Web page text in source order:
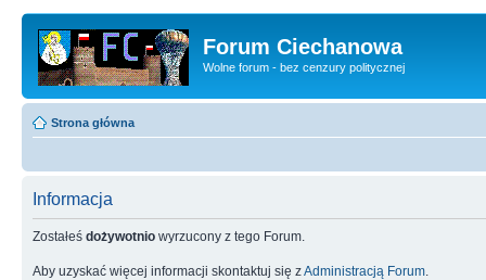
Forum Ciechanowa
Wolne forum - bez cenzury politycznej
Strona główna
Informacja
Zostałeś dożywotnio wyrzucony z tego Forum.
Aby uzyskać więcej informacji skontaktuj się zAdministracją Forum